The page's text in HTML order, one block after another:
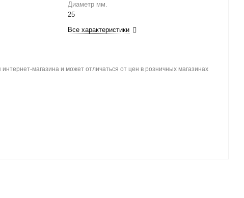
Диаметр мм.
25
Все характеристики
магазина и может отличаться от цен в розничных магазинах